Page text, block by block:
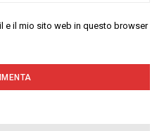
e il mio sito web in questo browser